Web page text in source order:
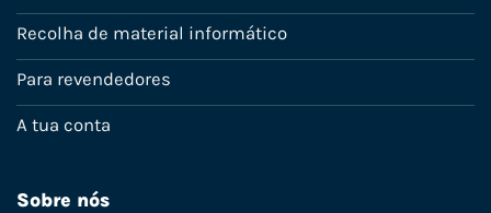
Recolha de material informático
Para revendedores
A tua conta
Sobre nós